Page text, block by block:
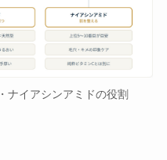
ナイアシンアミドの役割